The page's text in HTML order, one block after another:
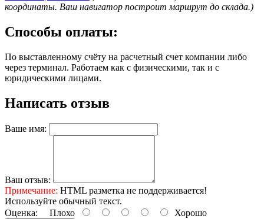
координаты. Ваш навигатор построит маршрут до склада.)
Способы оплаты:
По выставленному счёту на расчетный счет компании либо
через терминал. Работаем как с физическими, так и с
юридическими лицами.
Написать отзыв
Ваше имя:
Ваш отзыв:
Примечание: HTML разметка не поддерживается!
Используйте обычный текст.
Оценка: Плохо Хорошо